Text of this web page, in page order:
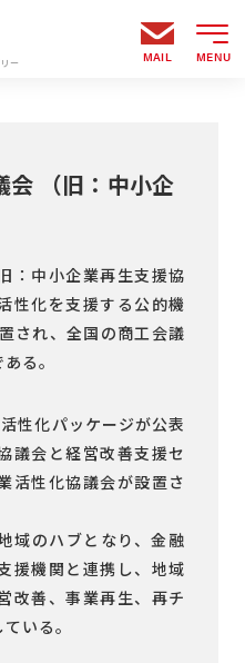
ー MAIL MENU
会 （旧：中小企
：中小企業再生支援協
性化を支援する公的機
され、全国の商工会議
る。
性化パッケージが公表
議会と経営改善支援セ
活性化協議会が設置さ
域のハブとなり、金融
援機関と連携し、地域
改善、事業再生、再チ
いる。